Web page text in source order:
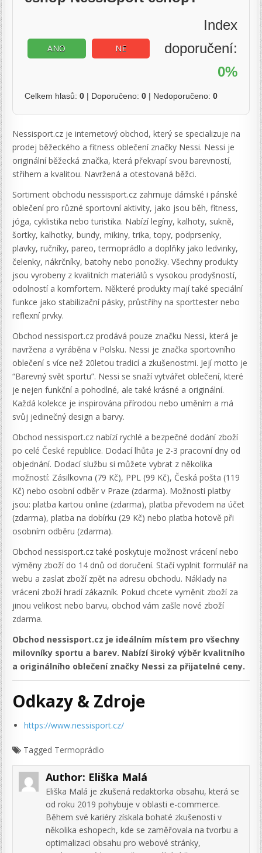
ANO NE
Index
doporučení:
0%
Celkem hlasů:0 | Doporučeno:0 | Nedoporučeno:0
Nessisport.cz je internetový obchod, který se specializuje na
prodej běžeckého a fitness oblečení značky Nessi. Nessi je
originální běžecká značka, která překvapí svou barevností,
střihem a kvalitou. Navržená a otestovaná běžci.
Sortiment obchodu nessisport.cz zahrnuje dámské i pánské
oblečení pro různé sportovní aktivity, jako jsou běh, fitness,
jóga, cyklistika nebo turistika. Nabízí legíny, kalhoty, sukně,
šortky, kalhotky, bundy, mikiny, trika, topy, podprsenky,
plavky, ručníky, pareo, termoprádlo a doplňky jako ledvinky,
čelenky, nákrčníky, batohy nebo ponožky. Všechny produkty
jsou vyrobeny z kvalitních materiálů s vysokou prodyšností,
odolností a komfortem. Některé produkty mají také speciální
funkce jako stabilizační pásky, průstřihy na sporttester nebo
reflexní prvky.
Obchod nessisport.cz prodává pouze značku Nessi, která je
navržena a vyráběna v Polsku. Nessi je značka sportovního
oblečení s více než 20letou tradicí a zkušenostmi. Její motto je
“Barevný svět sportu”. Nessi se snaží vytvářet oblečení, které
je nejen funkční a pohodlné, ale také krásné a originální.
Každá kolekce je inspirována přírodou nebo uměním a má
svůj jedinečný design a barvy.
Obchod nessisport.cz nabízí rychlé a bezpečné dodání zboží
po celé České republice. Dodací lhůta je 2-3 pracovní dny od
objednání. Dodací službu si můžete vybrat z několika
možností: Zásilkovna (79 Kč), PPL (99 Kč), Česká pošta (119
Kč) nebo osobní odběr v Praze (zdarma). Možnosti platby
jsou: platba kartou online (zdarma), platba převodem na účet
(zdarma), platba na dobírku (29 Kč) nebo platba hotově při
osobním odběru (zdarma).
Obchod nessisport.cz také poskytuje možnost vrácení nebo
výměny zboží do 14 dnů od doručení. Stačí vyplnit formulář na
webu a zaslat zboží zpět na adresu obchodu. Náklady na
vrácení zboží hradí zákazník. Pokud chcete vyměnit zboží za
jinou velikost nebo barvu, obchod vám zašle nové zboží
zdarma.
Obchod nessisport.cz je ideálním místem pro všechny
milovníky sportu a barev. Nabízí široký výběr kvalitního
a originálního oblečení značky Nessi za přijatelné ceny.
Odkazy & Zdroje
https://www.nessisport.cz/
Tagged Termoprádlo
Author: Eliška Malá
Eliška Malá je zkušená redaktorka obsahu, která se
od roku 2019 pohybuje v oblasti e-commerce.
Během své kariéry získala bohaté zkušenosti v
několika eshopech, kde se zaměřovala na tvorbu a
optimalizaci obsahu pro webové stránky,